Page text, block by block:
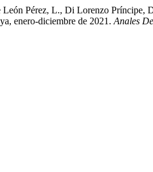
Pérez, L., Di Lorenzo Príncipe,
enero-diciembre de 2021. Anales